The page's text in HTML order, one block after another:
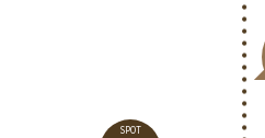
SPOT